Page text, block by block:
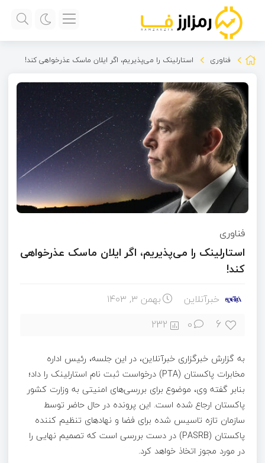
فناوری استارلینک را می‌پذیریم، اگر ایلان ماسک عذرخواهی کند!
فناوری
استارلینک را می‌پذیریم، اگر ایلان ماسک عذرخواهی
کند!
خبرآنلاین بهمن ۳, ۱۴۰۳
6
0
232
به گزارش خبرگزاری خبرآنلاین، در این جلسه، رئیس اداره
مخابرات پاکستان (PTA) درخواست ثبت نام استارلینک را داد؛
بنابر گفته وی، موضوع برای بررسی‌های امنیتی به وزارت کشور
پاکستان ارجاع شده است. این پرونده در حال حاضر توسط
سازمان تازه تاسیس شده برای فضا و نهادهای تنظیم کننده
پاکستان (PASRB) در دست بررسی است که تصمیم نهایی را
در مورد مجوز اتخاذ خواهد کرد.